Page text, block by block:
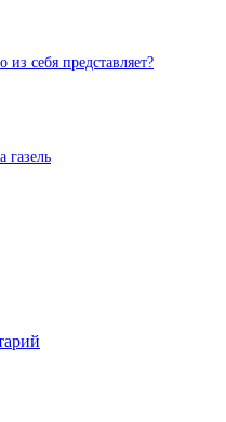
себя представляет?
газель